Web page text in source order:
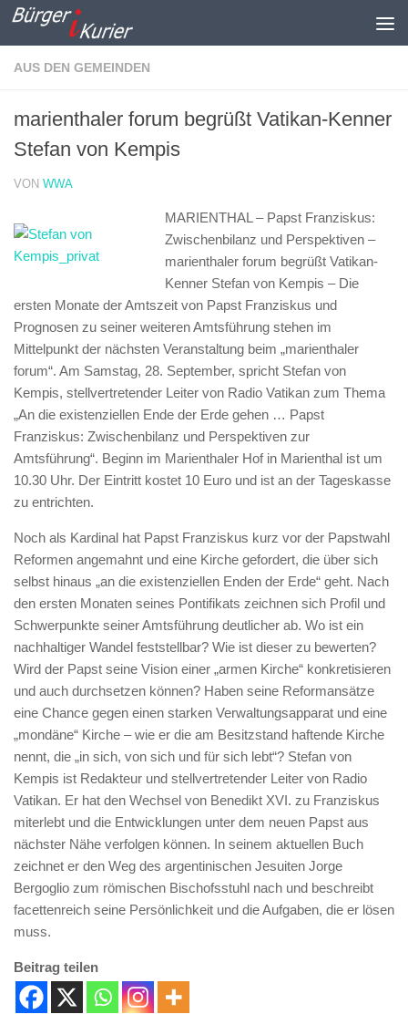
Zum Inhalt springen
AUS DEN GEMEINDEN
marienthaler forum begrüßt Vatikan-Kenner
Stefan von Kempis
VON WWA
MARIENTHAL – Papst Franziskus:
Zwischenbilanz und Perspektiven –
marienthaler forum begrüßt Vatikan-
Kenner Stefan von Kempis – Die
ersten Monate der Amtszeit von Papst Franziskus und
Prognosen zu seiner weiteren Amtsführung stehen im
Mittelpunkt der nächsten Veranstaltung beim „marienthaler
forum“. Am Samstag, 28. September, spricht Stefan von
Kempis, stellvertretender Leiter von Radio Vatikan zum Thema
„An die existenziellen Ende der Erde gehen … Papst
Franziskus: Zwischenbilanz und Perspektiven zur
Amtsführung“. Beginn im Marienthaler Hof in Marienthal ist um
10.30 Uhr. Der Eintritt kostet 10 Euro und ist an der Tageskasse
zu entrichten.
Noch als Kardinal hat Papst Franziskus kurz vor der Papstwahl
Reformen angemahnt und eine Kirche gefordert, die über sich
selbst hinaus „an die existenziellen Enden der Erde“ geht. Nach
den ersten Monaten seines Pontifikats zeichnen sich Profil und
Schwerpunkte seiner Amtsführung deutlicher ab. Wo ist ein
nachhaltiger Wandel feststellbar? Wie ist dieser zu bewerten?
Wird der Papst seine Vision einer „armen Kirche“ konkretisieren
und auch durchsetzen können? Haben seine Reformansätze
eine Chance gegen einen starken Verwaltungsapparat und eine
„mondäne“ Kirche – wie er die am Besitzstand haftende Kirche
nennt, die „in sich, von sich und für sich lebt“? Stefan von
Kempis ist Redakteur und stellvertretender Leiter von Radio
Vatikan. Er hat den Wechsel von Benedikt XVI. zu Franziskus
miterlebt und die Entwicklungen unter dem neuen Papst aus
nächster Nähe verfolgen können. In seinem aktuellen Buch
zeichnet er den Weg des argentinischen Jesuiten Jorge
Bergoglio zum römischen Bischofsstuhl nach und beschreibt
facettenreich seine Persönlichkeit und die Aufgaben, die er lösen
muss.
Beitrag teilen